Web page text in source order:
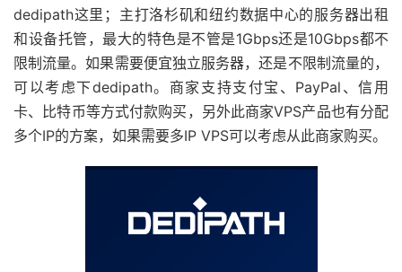
dedipath这里；主打洛杉矶和纽约数据中心的服务器出租
和设备托管，最大的特色是不管是1Gbps还是10Gbps都不
限制流量。如果需要便宜独立服务器，还是不限制流量的，
可以考虑下dedipath。商家支持支付宝、PayPal、信用
卡、比特币等方式付款购买，另外此商家VPS产品也有分配
多个IP的方案，如果需要多IP VPS可以考虑从此商家购买。